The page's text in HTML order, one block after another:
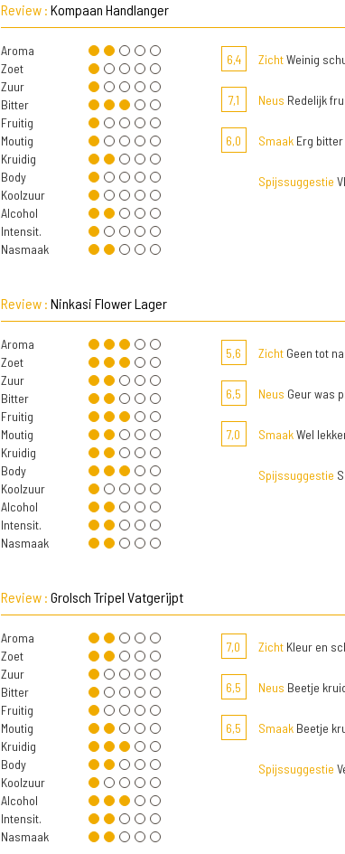
Review : Kompaan Handlanger
Aroma
Zoet
Zuur
Bitter
Fruitig
Moutig
Kruidig
Body
Koolzuur
Alcohol
Intensit.
Nasmaak
6,4 ZichtWeinig
7,1 Neus Redelijk
6,0 SmaakErg bitter
Spijssuggestie
Review : Ninkasi Flower Lager
Aroma
Zoet
Zuur
Bitter
Fruitig
Moutig
Kruidig
Body
Koolzuur
Alcohol
Intensit.
Nasmaak
5,6 ZichtGeen tot
6,5 Neus Geur was
7,0 SmaakWel
Spijssuggestie
Review : Grolsch Tripel Vatgerijpt
Aroma
Zoet
Zuur
Bitter
Fruitig
Moutig
Kruidig
Body
Koolzuur
Alcohol
Intensit.
Nasmaak
7,0 ZichtKleur en
6,5 Neus Beetje
6,5 SmaakBeetje
Spijssuggestie